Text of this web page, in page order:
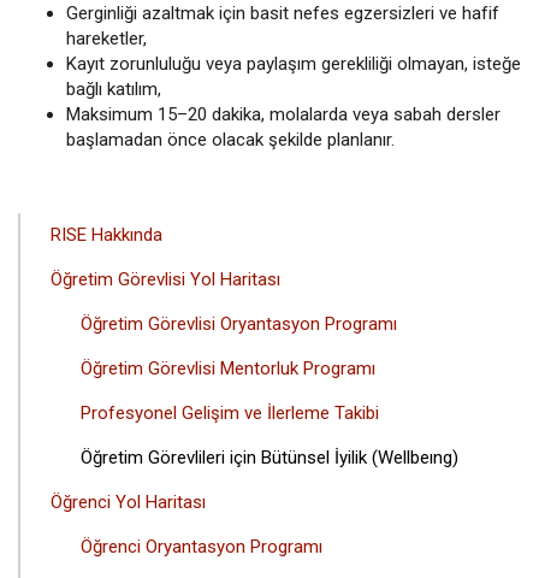
Gerginliği azaltmak için basit nefes egzersizleri ve hafif
hareketler,
Kayıt zorunluluğu veya paylaşım gerekliliği olmayan, isteğe
bağlı katılım,
Maksimum 15–20 dakika, molalarda veya sabah dersler
başlamadan önce olacak şekilde planlanır.
ANA
GEZINTI
MENÜSÜ
RISE Hakkında
Öğretim Görevlisi Yol Haritası
Öğretim Görevlisi Oryantasyon Programı
Öğretim Görevlisi Mentorluk Programı
Profesyonel Gelişim ve İlerleme Takibi
Öğretim Görevlileri için Bütünsel İyilik (Wellbeıng)
Öğrenci Yol Haritası
Öğrenci Oryantasyon Programı